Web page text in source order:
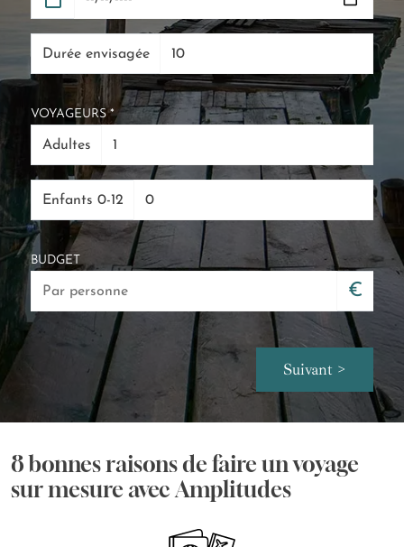
Durée envisagée
VOYAGEURS *
Adultes
Enfants 0-12
BUDGET
€
Suivant >
8 bonnes raisons de faire un voyage
sur mesure avec Amplitudes